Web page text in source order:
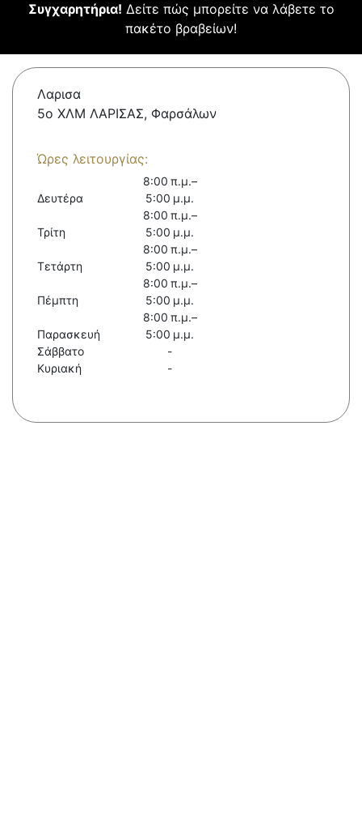
Συγχαρητήρια! Δείτε πώς μπορείτε να λάβετε το
πακέτο βραβείων!
Λαρισα
5ο ΧΛΜ ΛΑΡΙΣΑΣ, Φαρσάλων
Ώρες λειτουργίας:
Δευτέρα
8:00 π.μ.–
5:00 μ.μ.
Τρίτη
8:00 π.μ.–
5:00 μ.μ.
Τετάρτη
8:00 π.μ.–
5:00 μ.μ.
Πέμπτη
8:00 π.μ.–
5:00 μ.μ.
Παρασκευή
8:00 π.μ.–
5:00 μ.μ.
Σάββατο
-
Κυριακή
-